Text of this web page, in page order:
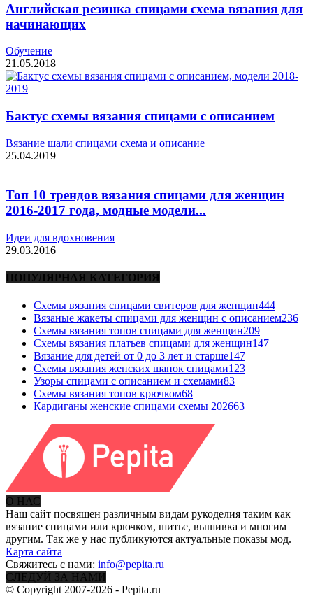
Английская резинка спицами схема вязания для
начинающих
Обучение
21.05.2018
Бактус схемы вязания спицами с описанием
Вязание шали спицами схема и описание
25.04.2019
Топ 10 трендов вязания спицами для женщин
2016-2017 года, модные модели...
Идеи для вдохновения
29.03.2016
ПОПУЛЯРНАЯ КАТЕГОРИЯ
Схемы вязания спицами свитеров для женщин444
Вязаные жакеты спицами для женщин с описанием236
Схемы вязания топов спицами для женщин209
Схемы вязания платьев спицами для женщин147
Вязание для детей от 0 до 3 лет и старше147
Схемы вязания женских шапок спицами123
Узоры спицами с описанием и схемами83
Схемы вязания топов крючком68
Кардиганы женские спицами схемы 202663
О НАС
Наш сайт посвящен различным видам рукоделия таким как
вязание спицами или крючком, шитье, вышивка и многим
другим. Так же у нас публикуются актуальные показы мод.
Карта сайта
Свяжитесь с нами: info@pepita.ru
СЛЕДУЙ ЗА НАМИ
© Copyright 2007-2026 - Pepita.ru